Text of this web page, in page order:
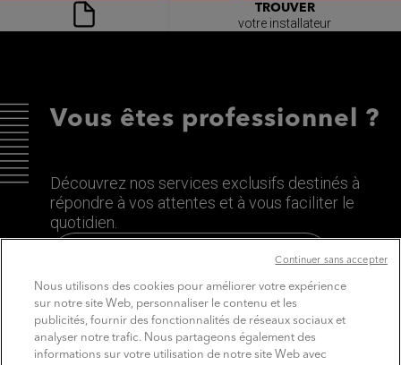
TROUVER
votre installateur
Vous êtes professionnel ?
Découvrez nos services exclusifs destinés à
répondre à vos attentes et à vous faciliter le
quotidien.
Découvrez le site dédié aux Pros
Nous utilisons des cookies pour améliorer votre expérience
sur notre site Web, personnaliser le contenu et les
publicités, fournir des fonctionnalités de réseaux sociaux et
analyser notre trafic. Nous partageons également des
informations sur votre utilisation de notre site Web avec
Continuer sans accepter